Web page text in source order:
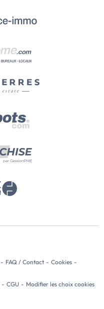
- FAQ / Contact - Cookies -
- CGU - Modifier les choix cookies